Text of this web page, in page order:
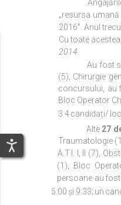
„resursa
2016”. Anul
Cu toate
2014.
Au fost
(5), Chirurgie
concursului,
au
Bloc Operator
3.4candidați/ loc.
Alte 27
Traumatologie
A.T.I. I, II (7),
(1), Bloc
persoane au fost
5.00 și 9.33; un